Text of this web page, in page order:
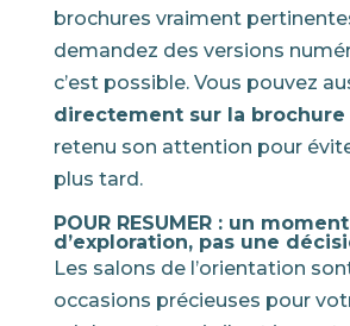
brochures vraiment
demandez des versions
c’est possible. Vous pouvez
directement sur la brochure
retenu son attention pour
plus tard.
POUR RESUMER : un moment
d’exploration, pas une
Les salons de l’orientation
occasions précieuses pour